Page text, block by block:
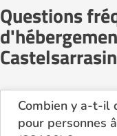
Questions
Combien y a-t-il
pour personnes